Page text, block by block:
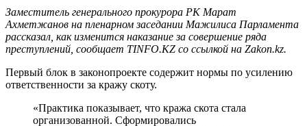
Заместитель генерального прокурора РК Марат
Ахметжанов на пленарном заседании Мажилиса Парламента
рассказал, как изменится наказание за совершение ряда
преступлений, сообщает TINFO.KZ со ссылкой на Zakon.kz.
Первый блок в законопроекте содержит нормы по усилению
ответственности за кражу скоту.
«Практика показывает, что кража скота стала
организованной. Сформировались